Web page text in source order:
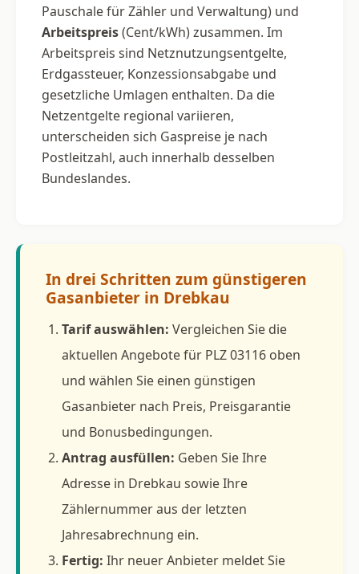
Pauschale für Zähler und Verwaltung) und
Arbeitspreis(Cent/kWh) zusammen. Im
Arbeitspreis sind Netznutzungsentgelte,
Erdgassteuer, Konzessionsabgabe und
gesetzliche Umlagen enthalten. Da die
Netzentgelte regional variieren,
unterscheiden sich Gaspreise je nach
Postleitzahl, auch innerhalb desselben
Bundeslandes.
In drei Schritten zum günstigeren
Gasanbieter in Drebkau
Tarif auswählen: Vergleichen Sie die
aktuellen Angebote für PLZ 03116 oben
und wählen Sie einen günstigen
Gasanbieter nach Preis, Preisgarantie
und Bonusbedingungen.
Antrag ausfüllen: Geben Sie Ihre
Adresse in Drebkau sowie Ihre
Zählernummer aus der letzten
Jahresabrechnung ein.
Fertig: Ihr neuer Anbieter meldet Sie